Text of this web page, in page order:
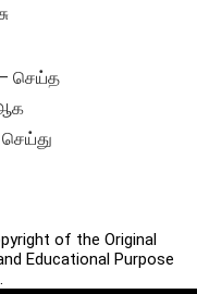
செய்த
of the Original
Educational Purpose